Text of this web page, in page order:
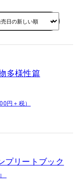
多様性篇
円＋税）
プリートブック